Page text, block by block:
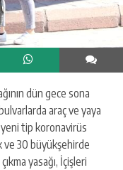
dün gece sona
araç ve yaya
tip koronavirüs
ve 30 büyükşehirde
yasağı, İçişleri